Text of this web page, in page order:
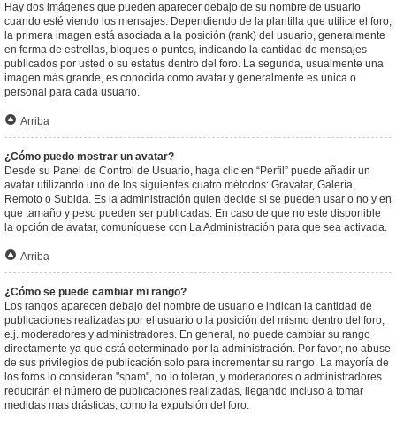
Hay dos imágenes que pueden aparecer debajo de su nombre de usuario
cuando esté viendo los mensajes. Dependiendo de la plantilla que utilice el foro,
la primera imagen está asociada a la posición (rank) del usuario, generalmente
en forma de estrellas, bloques o puntos, indicando la cantidad de mensajes
publicados por usted o su estatus dentro del foro. La segunda, usualmente una
imagen más grande, es conocida como avatar y generalmente es única o
personal para cada usuario.
Arriba
¿Cómo puedo mostrar un avatar?
Desde su Panel de Control de Usuario, haga clic en “Perfil” puede añadir un
avatar utilizando uno de los siguientes cuatro métodos: Gravatar, Galería,
Remoto o Subida. Es la administración quien decide si se pueden usar o no y en
que tamaño y peso pueden ser publicadas. En caso de que no este disponible
la opción de avatar, comuníquese con La Administración para que sea activada.
Arriba
¿Cómo se puede cambiar mi rango?
Los rangos aparecen debajo del nombre de usuario e indican la cantidad de
publicaciones realizadas por el usuario o la posición del mismo dentro del foro,
e.j. moderadores y administradores. En general, no puede cambiar su rango
directamente ya que está determinado por la administración. Por favor, no abuse
de sus privilegios de publicación solo para incrementar su rango. La mayoría de
los foros lo consideran "spam", no lo toleran, y moderadores o administradores
reducirán el número de publicaciones realizadas, llegando incluso a tomar
medidas mas drásticas, como la expulsión del foro.